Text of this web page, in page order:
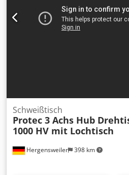
Hergensweiler 398 km
Schweißtisch
Protec 3 Achs Hub
1000 HV mit Lochtisch